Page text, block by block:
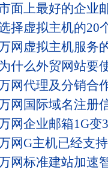
面上最好的企业
择虚拟主机的20
网虚拟主机服务
什么外贸网站要
网代理及分销合
网国际域名注册
网企业邮箱1G变
网G主机已经支
网标准建站加速